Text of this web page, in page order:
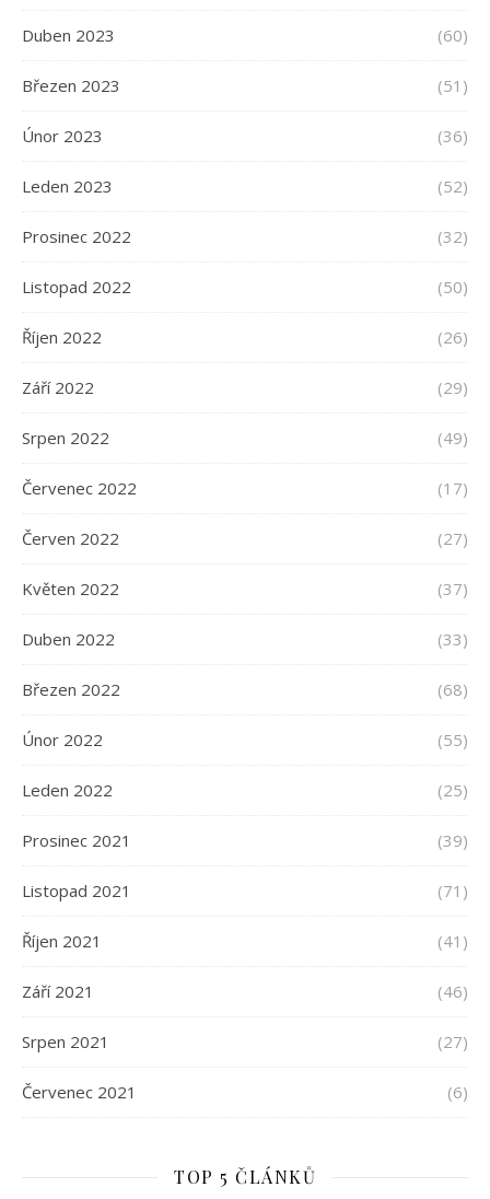
Duben 2023 (60)
Březen 2023 (51)
Únor 2023 (36)
Leden 2023 (52)
Prosinec 2022 (32)
Listopad 2022 (50)
Říjen 2022 (26)
Září 2022 (29)
Srpen 2022 (49)
Červenec 2022 (17)
Červen 2022 (27)
Květen 2022 (37)
Duben 2022 (33)
Březen 2022 (68)
Únor 2022 (55)
Leden 2022 (25)
Prosinec 2021 (39)
Listopad 2021 (71)
Říjen 2021 (41)
Září 2021 (46)
Srpen 2021 (27)
Červenec 2021 (6)
TOP 5 ČLÁNKŮ